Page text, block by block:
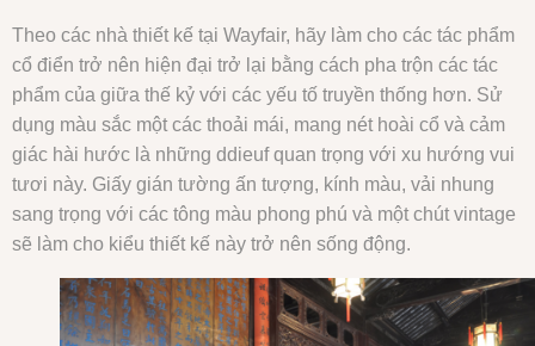
Theo các nhà thiết kế tại Wayfair, hãy làm cho các tác phẩm
cổ điển trở nên hiện đại trở lại bằng cách pha trộn các tác
phẩm của giữa thế kỷ với các yếu tố truyền thống hơn. Sử
dụng màu sắc một các thoải mái, mang nét hoài cổ và cảm
giác hài hước là những ddieuf quan trọng với xu hướng vui
tươi này. Giấy gián tường ấn tượng, kính màu, vải nhung
sang trọng với các tông màu phong phú và một chút vintage
sẽ làm cho kiểu thiết kế này trở nên sống động.